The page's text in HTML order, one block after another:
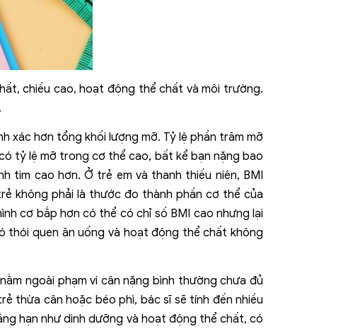
chiều cao, hoạt động thể chất và môi trường.
xác hơn tổng khối lượng mỡ. Tỷ lệ phần trăm mỡ
tỷ lệ mỡ trong cơ thể cao, bất kể bạn nặng bao
tim cao hơn. Ở trẻ em và thanh thiếu niên, BMI
không phải là thước đo thành phần cơ thể của
cơ bắp hơn có thể có chỉ số BMI cao nhưng lại
thói quen ăn uống và hoạt động thể chất không
ngoài phạm vi cân nặng bình thường chưa đủ
thừa cân hoặc béo phì, bác sĩ sẽ tính đến nhiều
hạn như dinh dưỡng và hoạt động thể chất, có